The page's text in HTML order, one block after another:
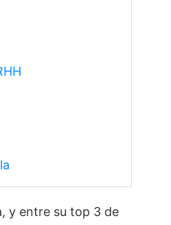
y entre su top 3 de